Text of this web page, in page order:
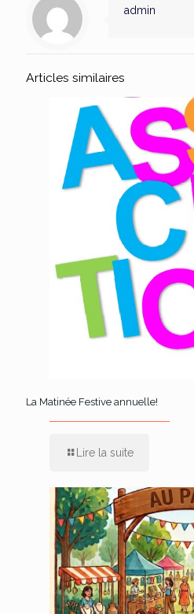
admin
Articles similaires
La Matinée Festive annuelle!
Lire la suite